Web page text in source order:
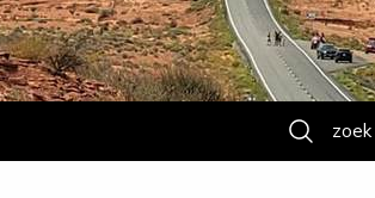
zoek